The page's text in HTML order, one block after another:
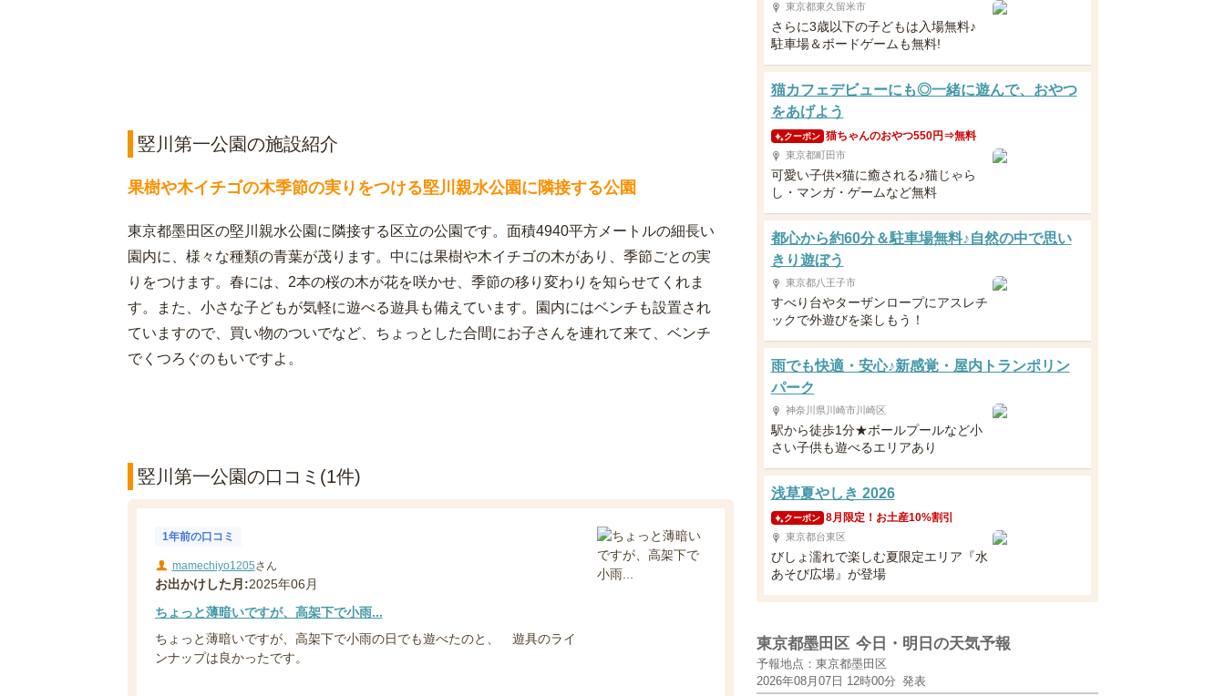
竪川第一公園の施設紹介
果樹や木イチゴの木季節の実りをつける堅川親水公園に隣接する公園
東京都墨田区の堅川親水公園に隣接する区立の公園です。面積4940平方メートルの細長い
園内に、様々な種類の青葉が茂ります。中には果樹や木イチゴの木があり、季節ごとの実
りをつけます。春には、2本の桜の木が花を咲かせ、季節の移り変わりを知らせてくれま
す。また、小さな子どもが気軽に遊べる遊具も備えています。園内にはベンチも設置され
ていますので、買い物のついでなど、ちょっとした合間にお子さんを連れて来て、ベンチ
でくつろぐのもいですよ。
竪川第一公園の口コミ(1件)
1年前の口コミ
mamechiyo1205さん
お出かけした月:2025年06月
ちょっと薄暗いですが、高架下で小雨...
ちょっと薄暗いですが、高架下で小雨の日でも遊べたのと、 遊具のライ
ンナップは良かったです。
東京都東久留米市
さらに3歳以下の子どもは入場無料♪
駐車場＆ボードゲームも無料!
猫カフェデビューにも◎一緒に遊んで、おやつ
をあげよう
クーポン 猫ちゃんのおやつ550円⇒無料
東京都町田市
可愛い子供×猫に癒される♪猫じゃら
し・マンガ・ゲームなど無料
都心から約60分＆駐車場無料♪自然の中で思い
きり遊ぼう
東京都八王子市
すべり台やターザンロープにアスレチ
ックで外遊びを楽しもう！
雨でも快適・安心♪新感覚・屋内トランポリン
パーク
神奈川県川崎市川崎区
駅から徒歩1分★ボールプールなど小
さい子供も遊べるエリアあり
浅草夏やしき 2026
クーポン 8月限定！お土産10%割引
東京都台東区
びしょ濡れで楽しむ夏限定エリア『水
あそび広場』が登場
東京都墨田区 今日・明日の天気予報
予報地点：東京都墨田区
2026年08月07日 12時00分 発表